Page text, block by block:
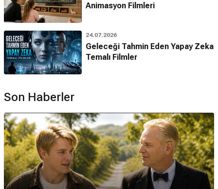
Animasyon Filmleri
24.07.2026
Geleceği Tahmin Eden Yapay Zeka
Temalı Filmler
Son Haberler